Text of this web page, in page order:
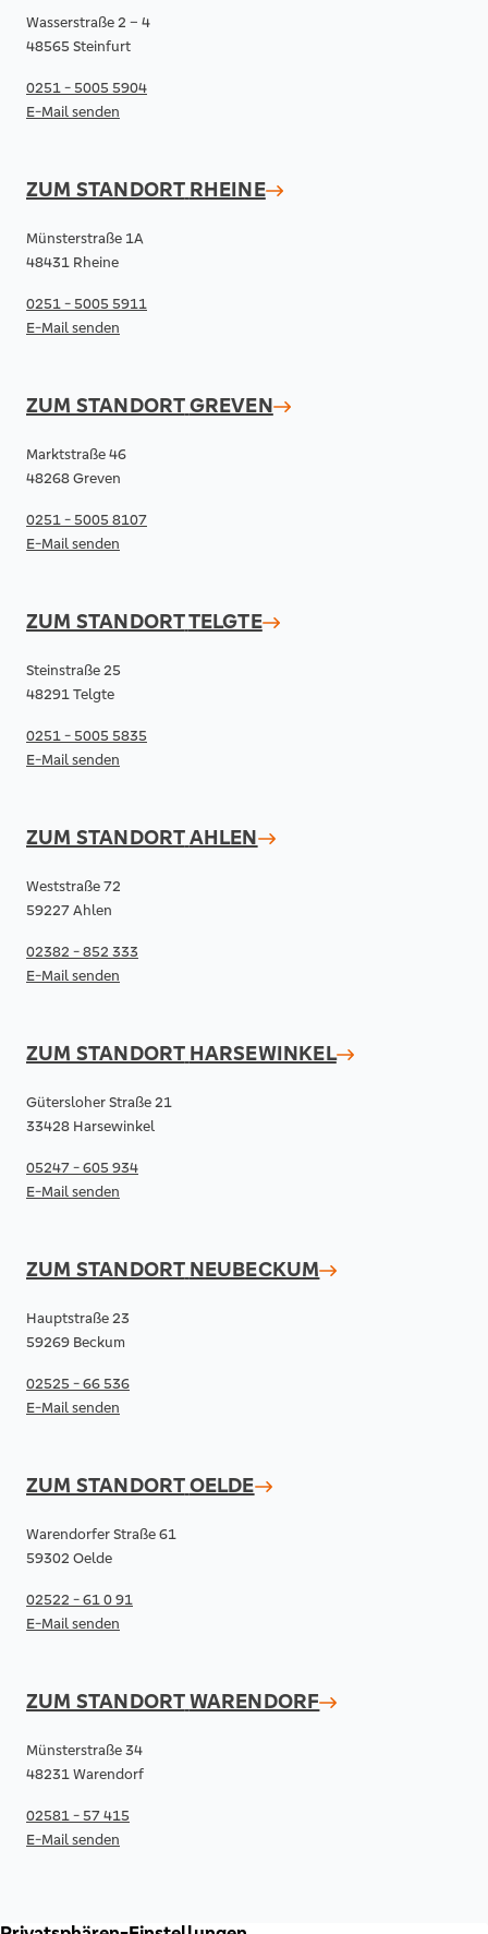
Wasserstraße 2 – 4
48565 Steinfurt
0251 - 5005 5904
E-Mail senden
ZUM STANDORT RHEINE
Münsterstraße 1A
48431 Rheine
0251 - 5005 5911
E-Mail senden
ZUM STANDORTGREVEN
Marktstraße 46
48268 Greven
0251 - 5005 8107
E-Mail senden
ZUM STANDORTTELGTE
Steinstraße 25
48291 Telgte
0251 - 5005 5835
E-Mail senden
ZUM STANDORTAHLEN
Weststraße 72
59227 Ahlen
02382 - 852 333
E-Mail senden
ZUM STANDORT HARSEWINKEL
Gütersloher Straße 21
33428 Harsewinkel
05247 - 605 934
E-Mail senden
ZUM STANDORT NEUBECKUM
Hauptstraße 23
59269 Beckum
02525 - 66 536
E-Mail senden
ZUM STANDORTOELDE
Warendorfer Straße 61
59302 Oelde
02522 - 61 0 91
E-Mail senden
ZUM STANDORTWARENDORF
Münsterstraße 34
48231 Warendorf
02581 - 57 415
E-Mail senden